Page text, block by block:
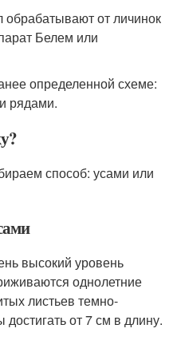
обрабатывают от личинок
Белем или
определенной схеме:
рядами.
способ: усами или
высокий уровень
однолетние
листьев темно-
от 7 см в длину.